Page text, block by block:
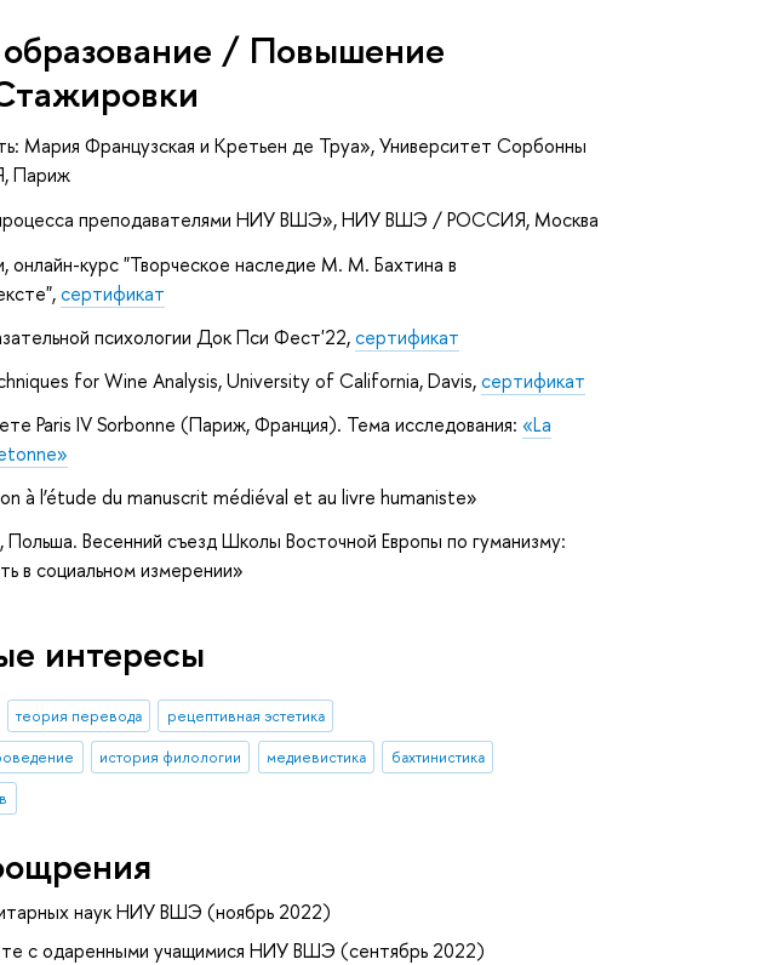
/ Повышение
Мария Французская и Кретьен де Труа», Университет Сорбонны
Париж
преподавателями НИУ ВШЭ», НИУ ВШЭ / РОССИЯ, Москва
онлайн-курс "Творческое наследие М. М. Бахтина в
сертификат
психологии Док Пси Фест'22,сертификат
for Wine Analysis, University of California, Davis,сертификат
Paris IV Sorbonne (Париж, Франция). Тема исследования:«La
à l’étude du manuscrit médiéval et au livre humaniste»
Польша. Весенний съезд Школы Восточной Европы по гуманизму:
в социальном измерении»
интересы
теория перевода
рецептивная эстетика
история филологии медиевистика
бахтинистика
наук НИУ ВШЭ (ноябрь 2022)
с одаренными учащимися НИУ ВШЭ (сентябрь 2022)